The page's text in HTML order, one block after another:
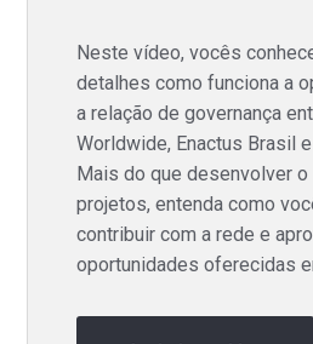
Neste vídeo, vocês
detalhes como funciona a
a relação de governança
Worldwide, Enactus Brasil
Mais do que desenvolver o
projetos, entenda como
contribuir com a rede e
oportunidades oferecidas